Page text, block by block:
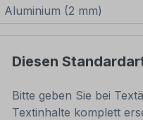
Diesen
Bitte geben Sie bei
Textinhalte komplett